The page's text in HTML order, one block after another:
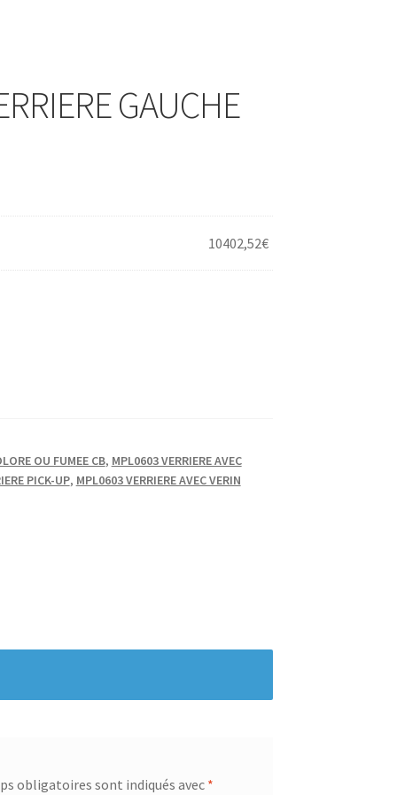
GAUCHE
10402,52€
OU FUMEE CB, MPL0603 VERRIERE AVEC
PICK-UP, MPL0603 VERRIERE AVEC VERIN
obligatoires sont indiqués avec *